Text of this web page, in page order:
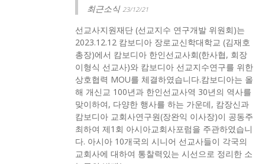
최근소식 23/12/21
선교사지원재단 (선교지수 연구개발 위원회)는
2023.12.12 캄보디아 장로교신학대학교 (김재호
총장)에서 캄보디아 한인선교사회(한사협, 회장
이형식 선교사)와 캄보디아 선교지수연구를 위한
상호협력 MOU를 체결하였습니다.​캄보디아는 올
해 개신교 100년과 한인선교사역 30년의 역사를
맞이하여, 다양한 행사를 하는 가운데, 캄장신과
캄보디아 교회사연구원(장완익 이사장)이 공동주
최하여 제1회 아시아교회사포럼을 주관하였습니
다. 아시아 10개국의 시니어 선교사들이 각국의
교회사에 대하여 통찰력있는 시선으로 정리한 소